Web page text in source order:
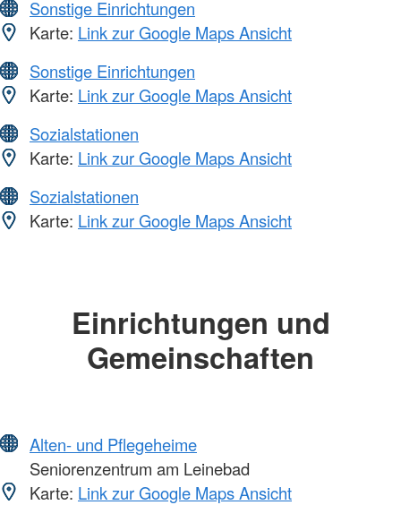
Sonstige Einrichtungen
Karte: Link zur Google Maps Ansicht
Sonstige Einrichtungen
Karte: Link zur Google Maps Ansicht
Sozialstationen
Karte: Link zur Google Maps Ansicht
Sozialstationen
Karte: Link zur Google Maps Ansicht
Einrichtungen und
Gemeinschaften
Alten- und Pflegeheime
Seniorenzentrum am Leinebad
Karte: Link zur Google Maps Ansicht